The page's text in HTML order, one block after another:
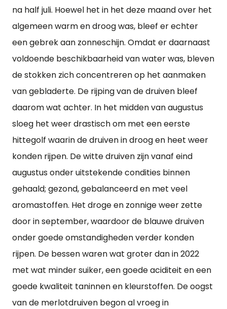
na half juli. Hoewel het in het deze maand over het
algemeen warm en droog was, bleef er echter
een gebrek aan zonneschijn. Omdat er daarnaast
voldoende beschikbaarheid van water was, bleven
de stokken zich concentreren op het aanmaken
van gebladerte. De rijping van de druiven bleef
daarom wat achter. In het midden van augustus
sloeg het weer drastisch om met een eerste
hittegolf waarin de druiven in droog en heet weer
konden rijpen. De witte druiven zijn vanaf eind
augustus onder uitstekende condities binnen
gehaald; gezond, gebalanceerd en met veel
aromastoffen. Het droge en zonnige weer zette
door in september, waardoor de blauwe druiven
onder goede omstandigheden verder konden
rijpen. De bessen waren wat groter dan in 2022
met wat minder suiker, een goede aciditeit en een
goede kwaliteit taninnen en kleurstoffen. De oogst
van de merlotdruiven begon al vroeg in